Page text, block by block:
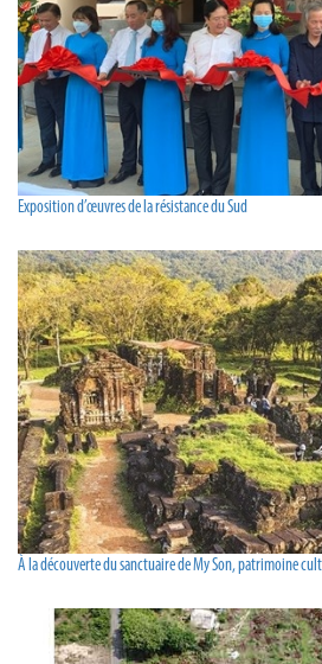
Exposition d’œuvres de la résistance du Sud
À la découverte du sanctuaire de My Son, patrimoine